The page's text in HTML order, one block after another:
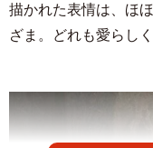
描かれた表情は、ほ
ざま。どれも愛らし